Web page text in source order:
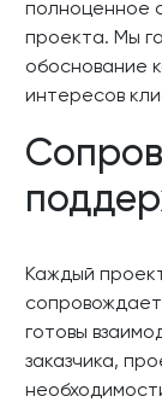
полноценное
проекта. Мы
обоснование
интересов
Каждый
готовы
заказчика,